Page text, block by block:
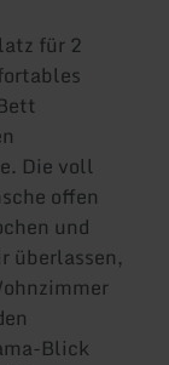
für 2
Die voll
offen
und
überlassen,
Blick